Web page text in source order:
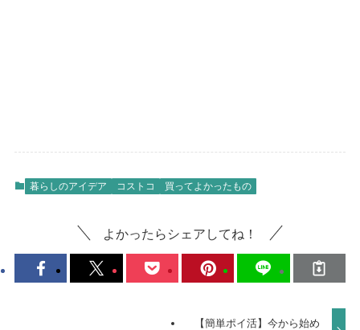
暮らしのアイデア コストコ 買ってよかったもの
よかったらシェアしてね！
【簡単ポイ活】今から始め